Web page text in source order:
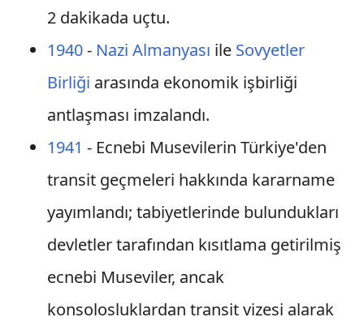
2 dakikada uçtu.
1940- Nazi Almanyası ile Sovyetler
Birliği arasında ekonomik işbirliği
antlaşması imzalandı.
1941 - Ecnebi Musevilerin Türkiye'den
transit geçmeleri hakkında kararname
yayımlandı; tabiyetlerinde bulundukları
devletler tarafından kısıtlama getirilmiş
ecnebi Museviler, ancak
konsolosluklardan transit vizesi alarak